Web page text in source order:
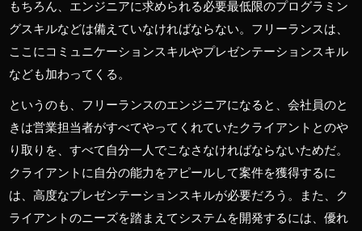
もちろん、エンジニアに求められる必要最低限のプログラミン
グスキルなどは備えていなければならない。フリーランスは、
ここにコミュニケーションスキルやプレゼンテーションスキル
なども加わってくる。
というのも、フリーランスのエンジニアになると、会社員のと
きは営業担当者がすべてやってくれていたクライアントとのや
り取りを、すべて自分一人でこなさなければならないためだ。
クライアントに自分の能力をアピールして案件を獲得するに
は、高度なプレゼンテーションスキルが必要だろう。また、ク
ライアントのニーズを踏まえてシステムを開発するには、優れ